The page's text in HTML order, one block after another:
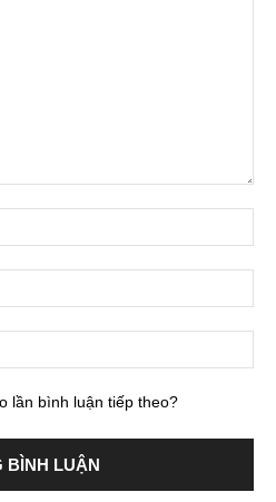
lần bình luận tiếp theo?